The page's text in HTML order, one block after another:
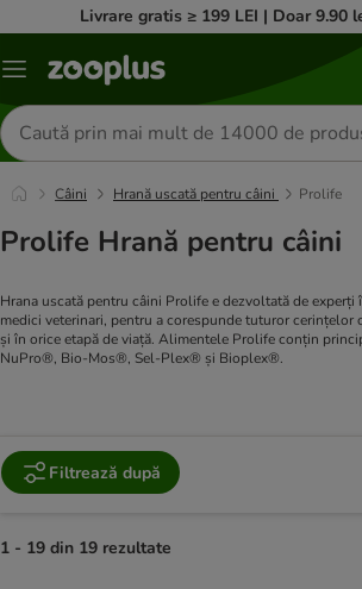
Livrare gratis ≥ 199 LEI | Doar 9.90
Categorii
Căutare
produse
Câini Hrană uscată pentru câini Prolife
Prolife Hrană pentru câini
Hrana uscată pentru câini Prolife e dezvoltată de
medici veterinari, pentru a corespunde tuturor cerințelor
și în orice etapă de viață. Alimentele Prolife conțin
NuPro®, Bio-Mos®, Sel-Plex® și Bioplex®.
Filtrează după
1 - 19 din 19 rezultate